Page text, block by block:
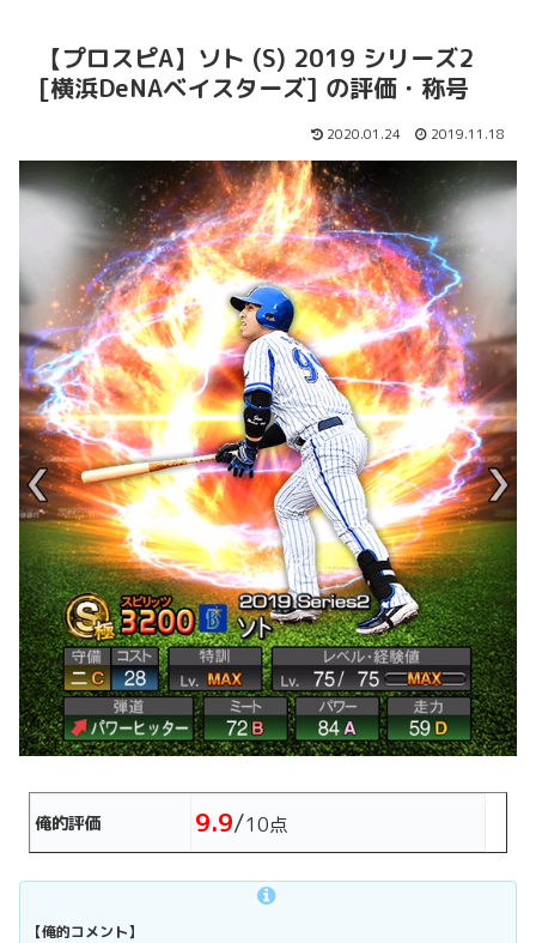
【プロスピA】ソト (S) 2019 シリーズ2
[横浜DeNAベイスターズ] の評価・称号
2020.01.24 2019.11.18
俺的評価 9.9/10点
【俺的コメント】